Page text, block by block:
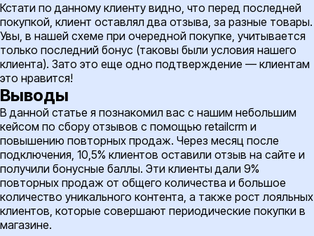
Кстати по данному клиенту видно, что перед последней
покупкой, клиент оставлял два отзыва, за разные товары.
Увы, в нашей схеме при очередной покупке, учитывается
только последний бонус (таковы были условия нашего
клиента). Зато это еще одно подтверждение — клиентам
это нравится!
Выводы
В данной статье я познакомил вас с нашим небольшим
кейсом по сбору отзывов с помощью retailcrm и
повышению повторных продаж. Через месяц после
подключения, 10,5% клиентов оставили отзыв на сайте и
получили бонусные баллы. Эти клиенты дали 9%
повторных продаж от общего количества и большое
количество уникального контента, а также рост лояльных
клиентов, которые совершают периодические покупки в
магазине.